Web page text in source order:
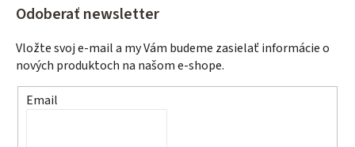
Odoberať newsletter
Vložte svoj e-mail a my Vám budeme zasielať informácie o
nových produktoch na našom e-shope.
Email